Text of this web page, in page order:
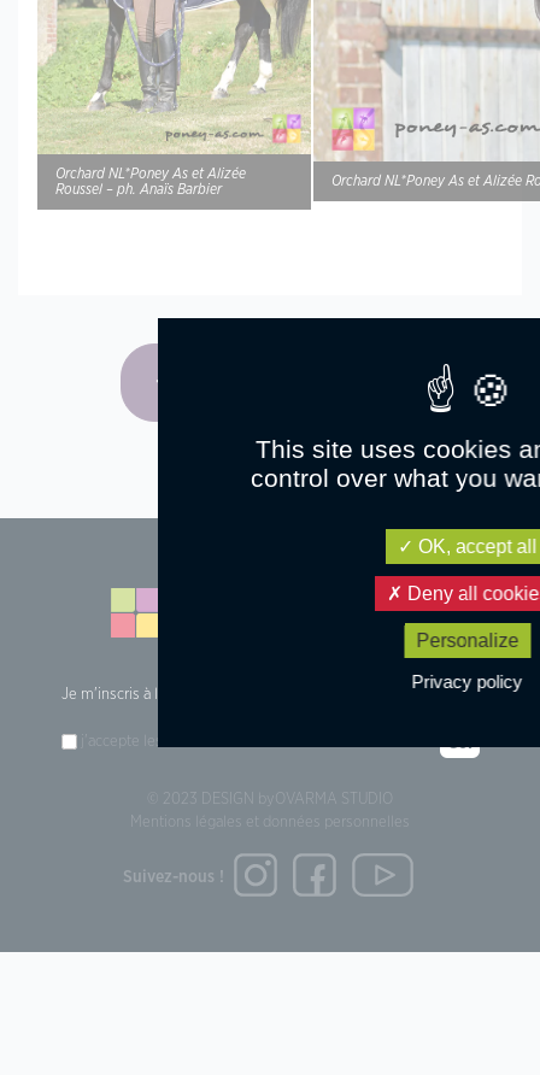
Orchard NL*Poney As et Alizée
Roussel – ph. Anaïs Barbier
Orchard NL*Poney As et Alizée
OVARMA STUDIO
Mentions légales et données personnelles
Je m'inscris à la newsletter :
j'accepte les
Suivez-nous !
This site uses cookies
control over what you
OK, accept all
Deny all
Personalize
Privacy policy